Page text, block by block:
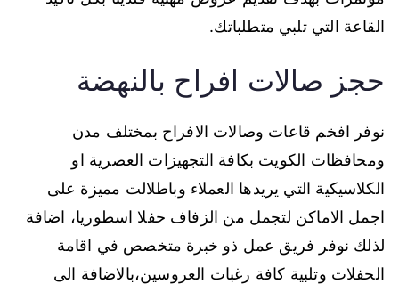
القاعة التي تلبي متطلباتك.
حجز صالات افراح بالنهضة
نوفر افخم قاعات وصالات الافراح بمختلف مدن
ومحافظات الكويت بكافة التجهيزات العصرية او
الكلاسيكية التي يريدها العملاء وباطلالت مميزة على
اجمل الاماكن لتجمل من الزفاف حفلا اسطوريا، اضافة
لذلك نوفر فريق عمل ذو خبرة متخصص في اقامة
الحفلات وتلبية كافة رغبات العروسين،بالاضافة الى